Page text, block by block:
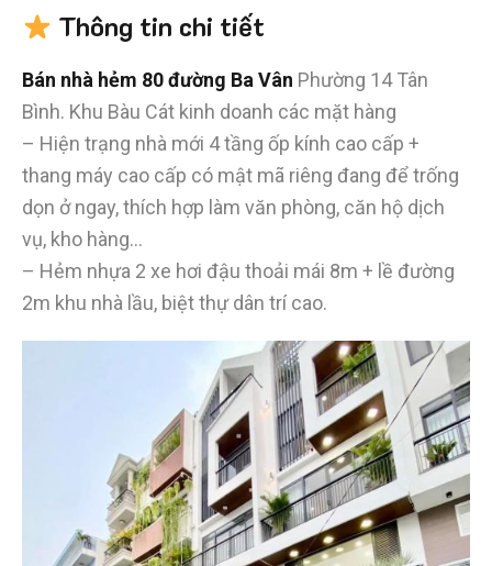
Thông tin chi tiết
Bán nhà hẻm 80 đường Ba Vân Phường 14 Tân
Bình. Khu Bàu Cát kinh doanh các mặt hàng
– Hiện trạng nhà mới 4 tầng ốp kính cao cấp +
thang máy cao cấp có mật mã riêng đang để trống
dọn ở ngay, thích hợp làm văn phòng, căn hộ dịch
vụ, kho hàng…
– Hẻm nhựa 2 xe hơi đậu thoải mái 8m + lề đường
2m khu nhà lầu, biệt thự dân trí cao.